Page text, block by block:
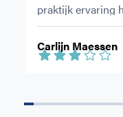
Carlijn Maessen
praktijk ervaring
gemaakt.